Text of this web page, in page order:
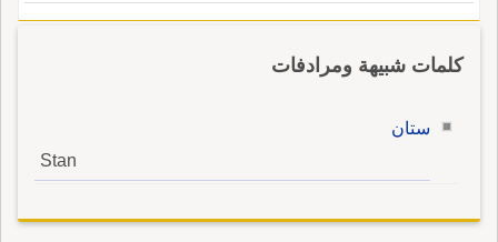
كلمات شبيهة ومرادفات
ستان
Stan